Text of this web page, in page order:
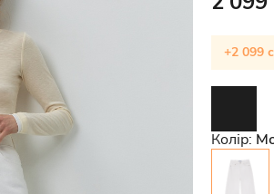
+2 099
Колір: